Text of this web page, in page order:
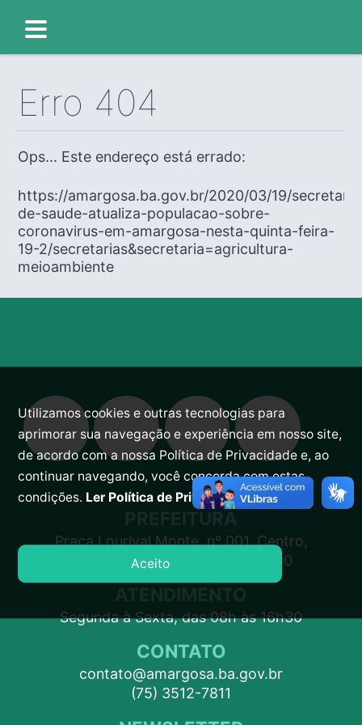
Erro 404
Ops... Este endereço está errado:
https://amargosa.ba.gov.br/2020/03/19/
de-saude-atualiza-populacao-sobre-
coronavirus-em-amargosa-nesta-quinta-feira-
19-2/secretarias&secretaria=agricultura-
meioambiente
Praça Lourival Monte, nº 001, Centro,
Amargosa – BA, CEP 45300-000
Segunda à Sexta, das 08h às 16h30
CONTATO
contato@amargosa.ba.gov.br
(75) 3512-7811
Utilizamos cookies e outras tecnologias para
aprimorar sua navegação e experiência em nosso site,
de acordo com a nossa Política de Privacidade e, ao
continuar navegando, você concorda com estas
condições. Ler Política de Privacidade.
Aceito